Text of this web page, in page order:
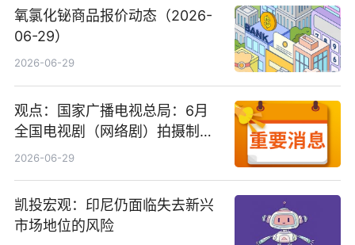
氧氯化铋商品报价动态（2026-
06-29）
2026-06-29
观点：国家广播电视总局：6月
全国电视剧（网络剧）拍摄制作
备案公示剧目197部
2026-06-29
凯投宏观：印尼仍面临失去新兴
市场地位的风险